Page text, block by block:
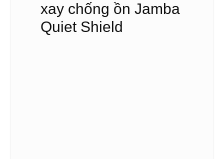
xay chống ồn Jamba
Quiet Shield